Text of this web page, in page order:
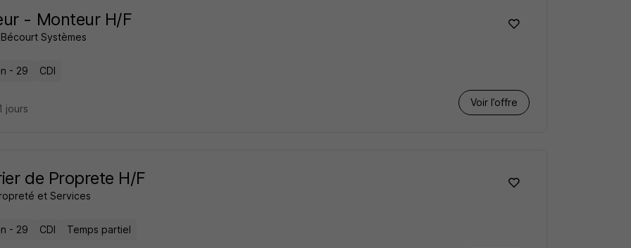
- Monteur H/F
Systèmes
- 29 CDI
Voir l’offre
jours
de Proprete H/F
et Services
- 29 CDI Temps partiel